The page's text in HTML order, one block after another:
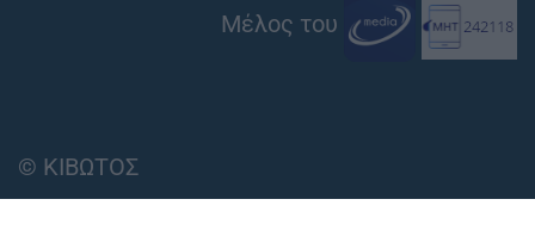
Μέλος του
© ΚΙΒΩΤΟΣ